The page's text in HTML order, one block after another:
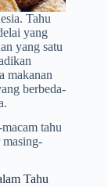
Tahu
yang
yang satu
makanan
berbeda-
tahu
masing-
Tahu